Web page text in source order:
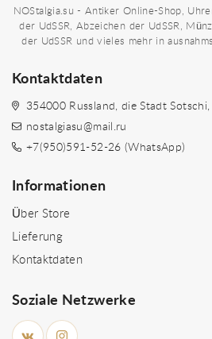
NOStalgia.su - Antiker Online-Shop,
der UdSSR, Abzeichen der UdSSR,
der UdSSR und vieles mehr in
Kontaktdaten
354000 Russland, die Stadt
nostalgiasu@mail.ru
+7(950)591-52-26 (WhatsApp)
Informationen
Über Store
Lieferung
Kontaktdaten
Soziale Netzwerke